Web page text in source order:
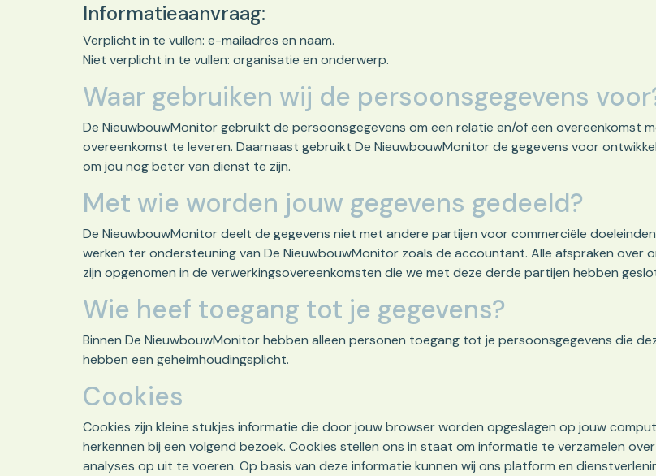
Informatieaanvraag:
Verplicht in te vullen: e-mailadres en naam.
Niet verplicht in te vullen: organisatie en onderwerp.
Waar gebruiken wij de persoonsgegevens
De NieuwbouwMonitor gebruikt de persoonsgegevens om een relatie en/of een overeenkomst
overeenkomst te leveren. Daarnaast gebruikt De NieuwbouwMonitor de gegevens voor
om jou nog beter van dienst te zijn.
Met wie worden jouw gegevens gedeeld?
De NieuwbouwMonitor deelt de gegevens niet met andere partijen voor commerciële
werken ter ondersteuning van De NieuwbouwMonitor zoals de accountant. Alle afspraken over
zijn opgenomen in de verwerkingsovereenkomsten die we met deze derde partijen hebben
Wie heef toegang tot je gegevens?
Binnen De NieuwbouwMonitor hebben alleen personen toegang tot je persoonsgegevens die
hebben een geheimhoudingsplicht.
Cookies
Cookies zijn kleine stukjes informatie die door jouw browser worden opgeslagen op jouw
herkennen bij een volgend bezoek. Cookies stellen ons in staat om informatie te verzamelen
analyses op uit te voeren. Op basis van deze informatie kunnen wij ons platform en